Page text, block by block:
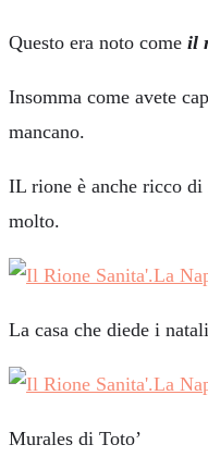
Questo era noto come il
Insomma come avete
mancano.
IL rione è anche ricco di
molto.
La casa che diede i
Murales di Toto’